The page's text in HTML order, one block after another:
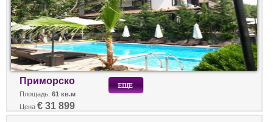
Приморско
Площадь: 61 кв.м
Цена € 31 899